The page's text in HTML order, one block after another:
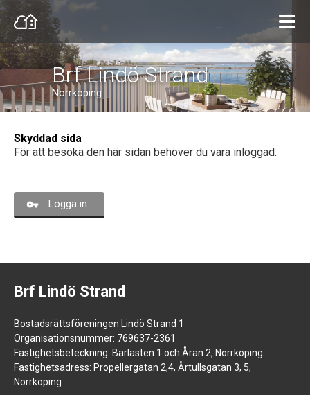
Brf Lindö Strand
Norrköping
Skyddad sida
För att besöka den här sidan behöver du vara inloggad.
Logga in
Brf Lindö Strand
Bostadsrättsföreningen Lindö Strand 1
Organisationsnummer: 769637-2361
Fastighetsbeteckning: Barlasten 1 och Åran 2, Norrköping
Fastighetsadress: Propellergatan 2,4, Årtullsgatan 3, 5,
Norrköping